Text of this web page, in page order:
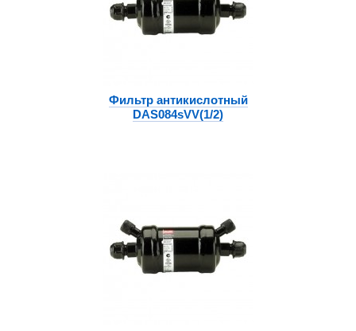
Фильтр антикислотный
DAS084sVV(1/2)